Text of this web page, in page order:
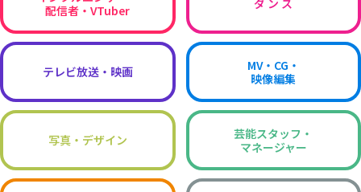
配信者・VTuber
ダ ン ス
テレビ放送・映画
MV・CG・
映像編集
写真・デザイン
芸能スタッフ・
マネージャー